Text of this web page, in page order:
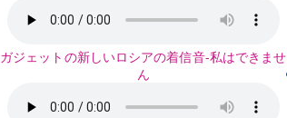
ガジェットの新しいロシアの着信音-私はできませ
ん